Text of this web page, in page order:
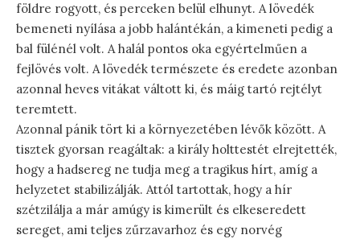
földre rogyott, és perceken belül elhunyt. A lövedék
bemeneti nyílása a jobb halántékán, a kimeneti pedig a
bal fülénél volt. A halál pontos oka egyértelműen a
fejlövés volt. A lövedék természete és eredete azonban
azonnal heves vitákat váltott ki, és máig tartó rejtélyt
teremtett.
Azonnal pánik tört ki a környezetében lévők között. A
tisztek gyorsan reagáltak: a király holttestét elrejtették,
hogy a hadsereg ne tudja meg a tragikus hírt, amíg a
helyzetet stabilizálják. Attól tartottak, hogy a hír
szétzilálja a már amúgy is kimerült és elkeseredett
sereget, ami teljes zűrzavarhoz és egy norvég